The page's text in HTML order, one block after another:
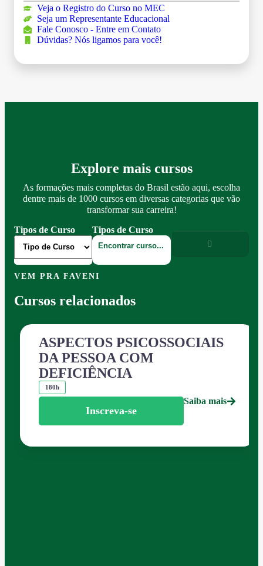
Veja o Registro do Curso no MEC
Seja um Representante Educacional
Fale Conosco - Entre em Contato
Dúvidas? Nós ligamos para você!
Explore mais cursos
As formações mais completas do Brasil estão aqui, escolha
dentre mais de 1000 cursos em diversas categorias que vão
transformar sua carreira!
Tipos de Curso
Tipos de Curso
VEM PRA FAVENI
Cursos relacionados
ASPECTOS PSICOSSOCIAIS
DA PESSOA COM
DEFICIÊNCIA
180h
Inscreva-se
Saiba mais